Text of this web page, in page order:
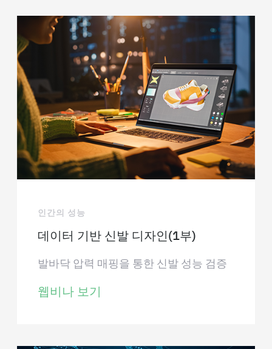
인간의 성능
데이터 기반 신발 디자인(1부)
발바닥 압력 매핑을 통한 신발 성능 검증
웹비나 보기